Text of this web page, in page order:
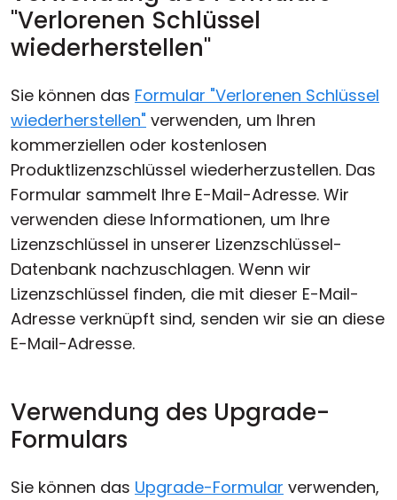
"Verlorenen Schlüssel
wiederherstellen"
Sie können das Formular "Verlorenen Schlüssel
wiederherstellen" verwenden, um Ihren
kommerziellen oder kostenlosen
Produktlizenzschlüssel wiederherzustellen. Das
Formular sammelt Ihre E-Mail-Adresse. Wir
verwenden diese Informationen, um Ihre
Lizenzschlüssel in unserer Lizenzschlüssel-
Datenbank nachzuschlagen. Wenn wir
Lizenzschlüssel finden, die mit dieser E-Mail-
Adresse verknüpft sind, senden wir sie an diese
E-Mail-Adresse.
Verwendung des Upgrade-
Formulars
Sie können das Upgrade-Formular verwenden,